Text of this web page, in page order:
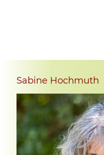
Sabine Hochmuth